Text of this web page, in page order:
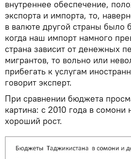
внутреннее обеспечение,
экспорта и импорта, то,
в валюте другой страны было
когда наш импорт намного
страна зависит от денежных
мигрантов, то вольно или
прибегать к услугам
говорит эксперт.
При сравнении бюджета
картина: с 2010 года в сомони
хороший рост.